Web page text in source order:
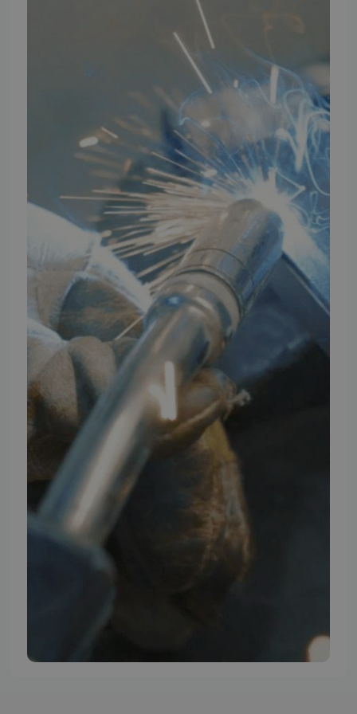
TMP Historie
Cookie og Privatlivspolitik
Salgs- og leveringsbetingelser
Vores brands
09:00 - 16:00
09:00 - 15:30
Weekend
Lukket
FØLG TMP
Youtube
Instagram
TMP BRAND SHOPS